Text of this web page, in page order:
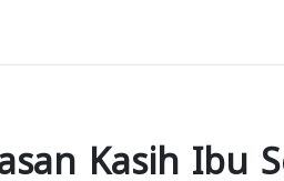
Kasih Ibu